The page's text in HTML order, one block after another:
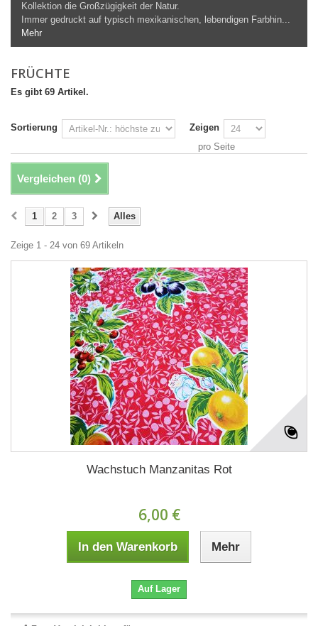
Kollektion die Großzügigkeit der Natur.
Immer gedruckt auf typisch mexikanischen, lebendigen Farbhin...
Mehr
FRÜCHTE
Es gibt 69 Artikel.
Sortierung
Zeigen
pro Seite
Vergleichen (0)
Alles
1 2 3
Zeige 1 - 24 von 69 Artikeln
Wachstuch Manzanitas Rot
6,00 €
In den Warenkorb Mehr
Auf Lager